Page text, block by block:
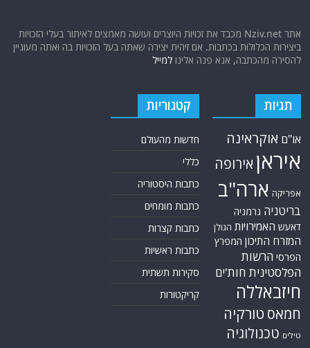
אתר Nziv.net מכבד את זכויות היוצרים ועושה מאמצים לאיתור בעלי הזכויות
ביצירות הכלולות בכתבות. אם זיהית יצירה שאתה בעל הזכויות בה ואתה מעוניין
להסירה מהכתבה, אנא פנה אלינולמייל
תגיות
או"ם אוקראינה
איראן אירופה
אפריקה ארה"ב
בריטניה גרמניה
דאעש האמירויות הגולן
המזרח התיכון המפרץ
הפרסי הרשות
הפלסטינית חות'ים
חיזבאללה
חמאס טורקיה
טילים טכנולוגיה
קטגוריות
חדשות מהעולם
כללי
כתבות היסטוריה
כתבות מומחים
כתבות קצרות
כתבות ראשיות
סקירות תשתית
קריקטורות